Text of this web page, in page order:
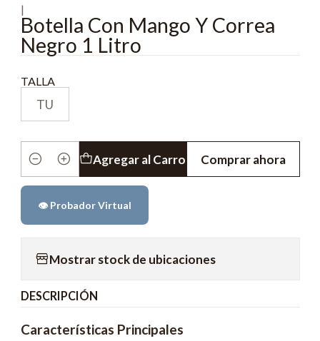
|
Botella Con Mango Y Correa
Negro 1 Litro
TALLA
TU
Cantidad
Agregar al Carro Comprar ahora
👁️ Probador Virtual
Mostrar stock de ubicaciones
DESCRIPCIÓN
Características Principales